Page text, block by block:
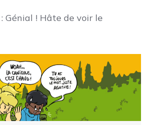
Génial ! Hâte de voir le